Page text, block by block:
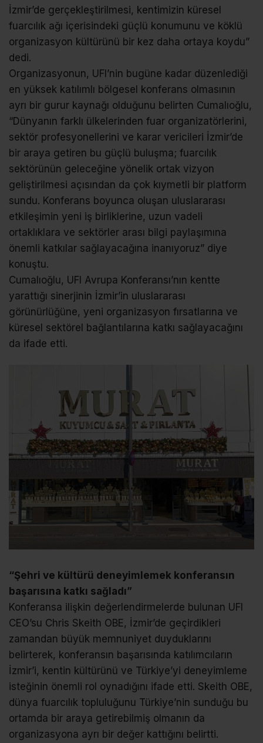
İzmir’de gerçekleştirilmesi, kentimizin küresel
fuarcılık ağı içerisindeki güçlü konumunu ve köklü
organizasyon kültürünü bir kez daha ortaya koydu”
dedi.
Organizasyonun, UFI’nin bugüne kadar düzenlediği
en yüksek katılımlı bölgesel konferans olmasının
ayrı bir gurur kaynağı olduğunu belirten Cumalıoğlu,
“Dünyanın farklı ülkelerinden fuar organizatörlerini,
sektör profesyonellerini ve karar vericileri İzmir’de
bir araya getiren bu güçlü buluşma; fuarcılık
sektörünün geleceğine yönelik ortak vizyon
geliştirilmesi açısından da çok kıymetli bir platform
sundu. Konferans boyunca oluşan uluslararası
etkileşimin yeni iş birliklerine, uzun vadeli
ortaklıklara ve sektörler arası bilgi paylaşımına
önemli katkılar sağlayacağına inanıyoruz” diye
konuştu.
Cumalıoğlu, UFI Avrupa Konferansı’nın kentte
yarattığı sinerjinin İzmir’in uluslararası
görünürlüğüne, yeni organizasyon fırsatlarına ve
küresel sektörel bağlantılarına katkı sağlayacağını
da ifade etti.
“Şehri ve kültürü deneyimlemek konferansın
başarısına katkı sağladı”
Konferansa ilişkin değerlendirmelerde bulunan UFI
CEO’su Chris Skeith OBE, İzmir’de geçirdikleri
zamandan büyük memnuniyet duyduklarını
belirterek, konferansın başarısında katılımcıların
İzmir’i, kentin kültürünü ve Türkiye’yi deneyimleme
isteğinin önemli rol oynadığını ifade etti. Skeith OBE,
dünya fuarcılık topluluğunu Türkiye’nin sunduğu bu
ortamda bir araya getirebilmiş olmanın da
organizasyona ayrı bir değer kattığını belirtti.